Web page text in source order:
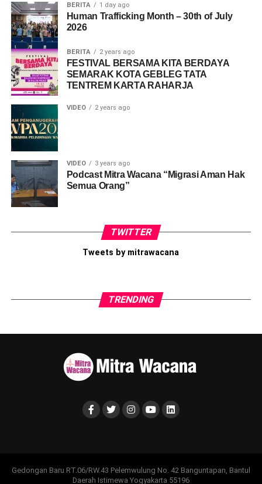
BERITA 1 day ago
Human Trafficking Month – 30th of July
2026
BERITA 2 years ago
FESTIVAL BERSAMA KITA BERDAYA
SEMARAK KOTA GEBLEG TATA
TENTREM KARTA RAHARJA
VIDEO 2 years ago
VIDEO 3 years ago
Podcast Mitra Wacana “Migrasi Aman Hak
Semua Orang”
TWITTER
Tweets by mitrawacana
TRENDING
Gedongan Baru RT.06/RW.43 Pelemwulung No. 42 Banguntapan, Bantul
Daerah Istimewa Yogyakarta 55196